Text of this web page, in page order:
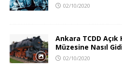
02/10/2020
Ankara TCDD
Müzesine Nasıl
02/10/2020